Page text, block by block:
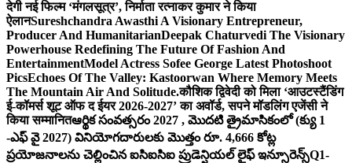
देगी नई फिल्म ‘मंगलसूत्र’, निर्माता रत्नाकर कुमार ने किया
ऐलानSureshchandra Awasthi A Visionary Entrepreneur,
Producer And HumanitarianDeepak Chaturvedi The Visionary
Powerhouse Redefining The Future Of Fashion And
EntertainmentModel Actress Sofee George Latest Photoshoot
PicsEchoes Of The Valley: Kastoorwan Where Memory Meets
The Mountain Air And Solitude.कौशिक द्विवेदी को मिला ‘आउटस्टैंडिंग
ई-कॉमर्स शूट ऑफ द ईयर 2026-2027’ का अवॉर्ड, सपने मॉडलिंग एजेंसी ने
किया सम्मानितఆర్థిక సంవత్సరం 2027 , మొదటి త్రైమాసికంలో (క్యు 1
-ఎఫ్ వై 2027) వినియోగదారులకు మొత్తం రూ. 4,666 కోట్ల
ప్రయోజనాలను చెల్లించిన ఐసిఐసిఐ ప్రుడెన్షియల్ లైఫ్ ఇన్సూరెన్స్Q1-